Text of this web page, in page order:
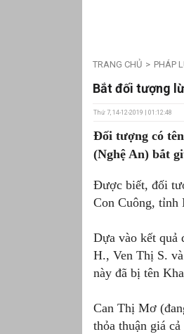
TRANG CHỦ PHÁP
Bắt đối tượng
Thứ 7, 14-12-2019 | 01:12:48
Đối tượng có
(Nghệ An) bắt
Được biết, đối
Con Cuông, tỉnh
Dựa vào kết quả
H., Ven Thị S.
này đã bị tên
Can Thị Mơ
thỏa thuận giá